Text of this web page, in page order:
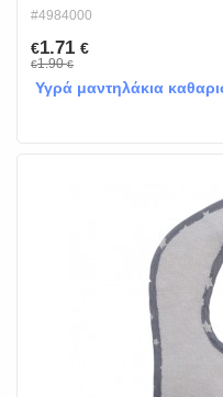
#4984000
€1.71 €
€1.90€
Υγρά μαντηλάκια